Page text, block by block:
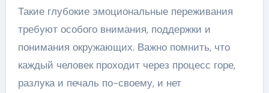
Такие глубокие эмоциональные переживания
требуют особого внимания, поддержки и
понимания окружающих. Важно помнить, что
каждый человек проходит через процесс горе,
разлука и печаль по-своему, и нет